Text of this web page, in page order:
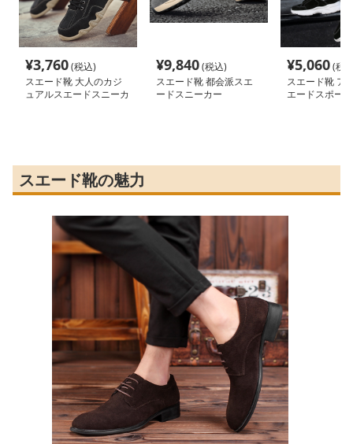
¥3,760(税込)
スエード靴 大人のカジ
ュアルスエードスニーカ
¥9,840(税込)
スエード靴 都会派スエ
ードスニーカー
¥5,060(税
スエード靴 ア
エードスポー
スエード靴の魅力